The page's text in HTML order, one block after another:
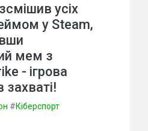
усіх
у Steam,
мем з
- ігрова
захваті!
#Кіберспорт